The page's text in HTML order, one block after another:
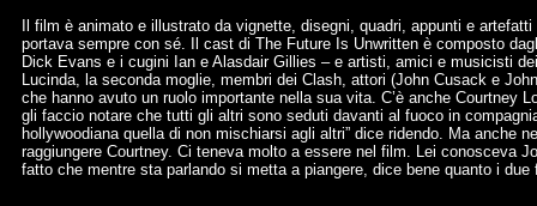
Il film è animato e illustrato da vignette, disegni, quadri, appunti e
portava sempre con sé. Il cast di The Future Is Unwritten è composto
Dick Evans e i cugini Ian e Alasdair Gillies – e artisti, amici e musicisti
Lucinda, la seconda moglie, membri dei Clash, attori (John Cusack e
che hanno avuto un ruolo importante nella sua vita. C’è anche Courtney
gli faccio notare che tutti gli altri sono seduti davanti al fuoco in
hollywoodiana quella di non mischiarsi agli altri” dice ridendo. Ma anche
raggiungere Courtney. Ci teneva molto a essere nel film. Lei conosceva
fatto che mentre sta parlando si metta a piangere, dice bene quanto i due